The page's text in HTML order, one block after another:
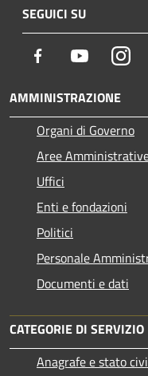
SEGUICI SU
Facebook Youtube
AMMINISTRAZIONE
Organi di Governo
Aree
Uffici
Enti e fondazioni
Politici
Personale
Documenti e dati
CATEGORIE DI SERVIZIO
Anagrafe e stato